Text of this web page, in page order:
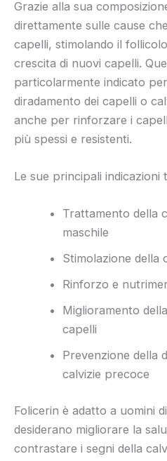
Grazie alla sua
direttamente sulle cause
capelli, stimolando il
crescita di nuovi capelli.
particolarmente indicato
diradamento dei capelli o
anche per rinforzare i
più spessi e resistenti.
Le sue principali
Trattamento della
maschile
Stimolazione della
Rinforzo e
Miglioramento
capelli
Prevenzione della
calvizie precoce
Folicerin è adatto a uomini
desiderano migliorare la
contrastare i segni della